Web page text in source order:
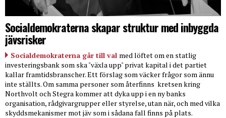
Socialdemokraterna skapar struktur med inbyggda
jävsrisker
Socialdemokraterna går till val med löftet om en statlig
investeringsbank som ska "växla upp" privat kapital i det partiet
kallar framtidsbranscher. Ett förslag som väcker frågor som ännu
inte ställts. Om samma personer som återfinns kretsen kring
Northvolt och Stegra kommer att dyka upp i en ny banks
organisation, rådgivargrupper eller styrelse, utan när, och med vilka
skyddsmekanismer mot jäv som i sådana fall finns på plats.